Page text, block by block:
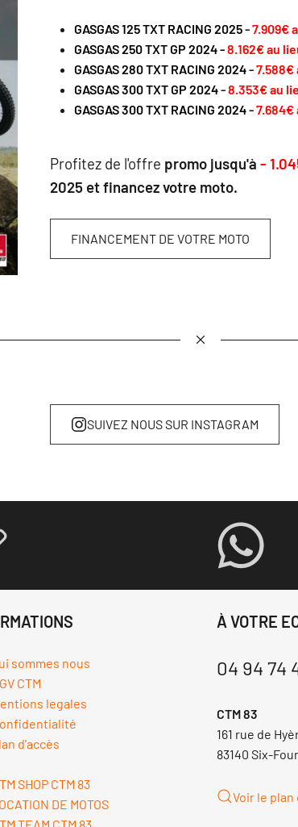
GASGAS 125 TXT RACING 2025-7.909€
GASGAS 250 TXT GP 2024-8.162€ au
GASGAS 280 TXT RACING 2024-7.588€
GASGAS 300 TXT GP 2024-8.353€ au
GASGAS 300 TXT RACING 2024-7.684€
Profitez de l'offre promo jusqu'à-
2025 et financez votre moto.
FINANCEMENT DE VOTRE MOTO
SUIVEZ NOUS SUR INSTAGRAM
sommes nous
CTM
legales
d'accès
SHOP CTM 83
DE MOTOS
À VOTRE
04 94 74
CTM 83
161 rue de
83140 Six-
Voir le plan